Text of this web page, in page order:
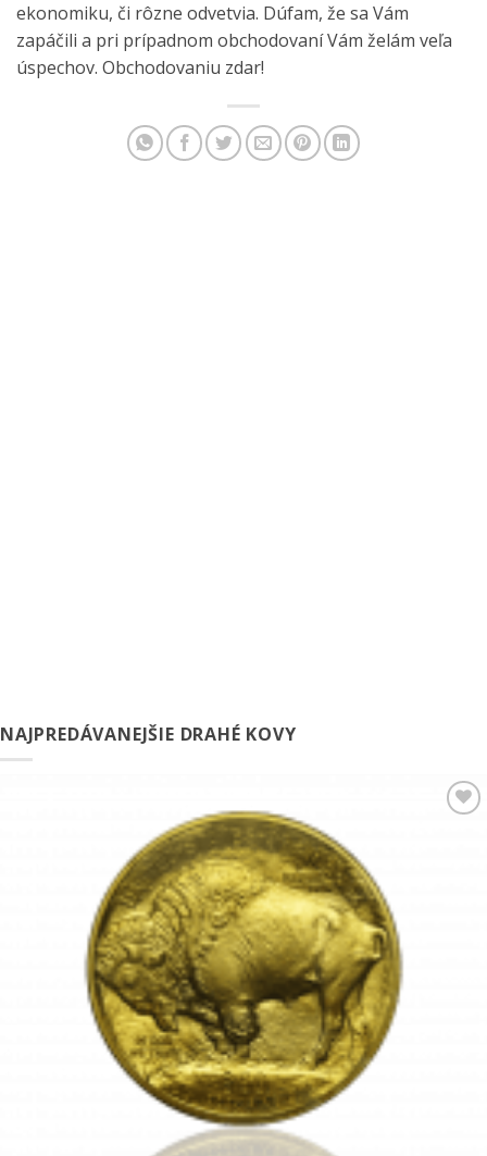
ekonomiku, či rôzne odvetvia. Dúfam, že sa Vám
zapáčili a pri prípadnom obchodovaní Vám želám veľa
úspechov. Obchodovaniu zdar!
NAJPREDÁVANEJŠIE DRAHÉ KOVY